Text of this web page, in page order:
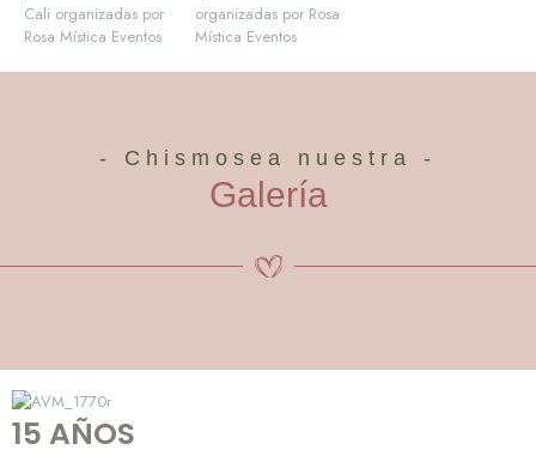
- Chismosea nuestra -
Galería
15 AÑOS